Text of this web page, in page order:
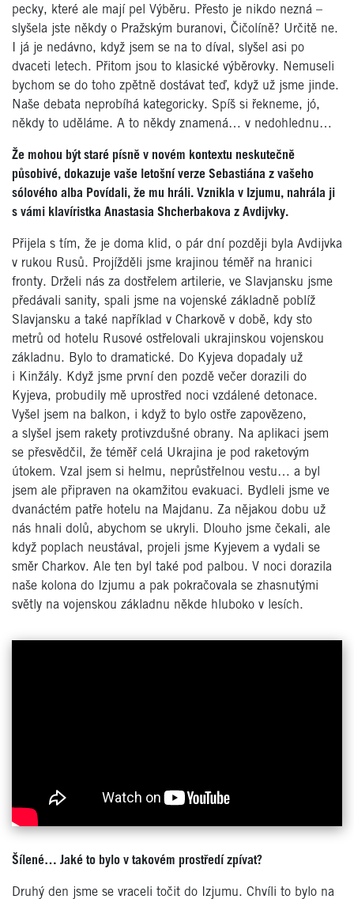
pecky, které ale mají pel Výběru. Přesto je nikdo nezná –
slyšela jste někdy o Pražským buranovi, Čičolíně? Určitě ne.
I já je nedávno, když jsem se na to díval, slyšel asi po
dvaceti letech. Přitom jsou to klasické výběrovky. Nemuseli
bychom se do toho zpětně dostávat teď, když už jsme jinde.
Naše debata neprobíhá kategoricky. Spíš si řekneme, jó,
někdy to uděláme. A to někdy znamená… v nedohlednu…
Že mohou být staré písně v novém kontextu neskutečně
působivé, dokazuje vaše letošní verze Sebastiána z vašeho
sólového alba Povídali, že mu hráli. Vznikla v Izjumu, nahrála ji
s vámi klavíristka Anastasia Shcherbakova z Avdijvky.
Přijela s tím, že je doma klid, o pár dní později byla Avdijvka
v rukou Rusů. Projížděli jsme krajinou téměř na hranici
fronty. Drželi nás za dostřelem artilerie, ve Slavjansku jsme
předávali sanity, spali jsme na vojenské základně poblíž
Slavjansku a také například v Charkově v době, kdy sto
metrů od hotelu Rusové ostřelovali ukrajinskou vojenskou
základnu. Bylo to dramatické. Do Kyjeva dopadaly už
i Kinžály. Když jsme první den pozdě večer dorazili do
Kyjeva, probudily mě uprostřed noci vzdálené detonace.
Vyšel jsem na balkon, i když to bylo ostře zapovězeno,
a slyšel jsem rakety protivzdušné obrany. Na aplikaci jsem
se přesvědčil, že téměř celá Ukrajina je pod raketovým
útokem. Vzal jsem si helmu, neprůstřelnou vestu… a byl
jsem ale připraven na okamžitou evakuaci. Bydleli jsme ve
dvanáctém patře hotelu na Majdanu. Za nějakou dobu už
nás hnali dolů, abychom se ukryli. Dlouho jsme čekali, ale
když poplach neustával, projeli jsme Kyjevem a vydali se
směr Charkov. Ale ten byl také pod palbou. V noci dorazila
naše kolona do Izjumu a pak pokračovala se zhasnutými
světly na vojenskou základnu někde hluboko v lesích.
Šílené… Jaké to bylo v takovém prostředí zpívat?
Druhý den jsme se vraceli točit do Izjumu. Chvíli to bylo na